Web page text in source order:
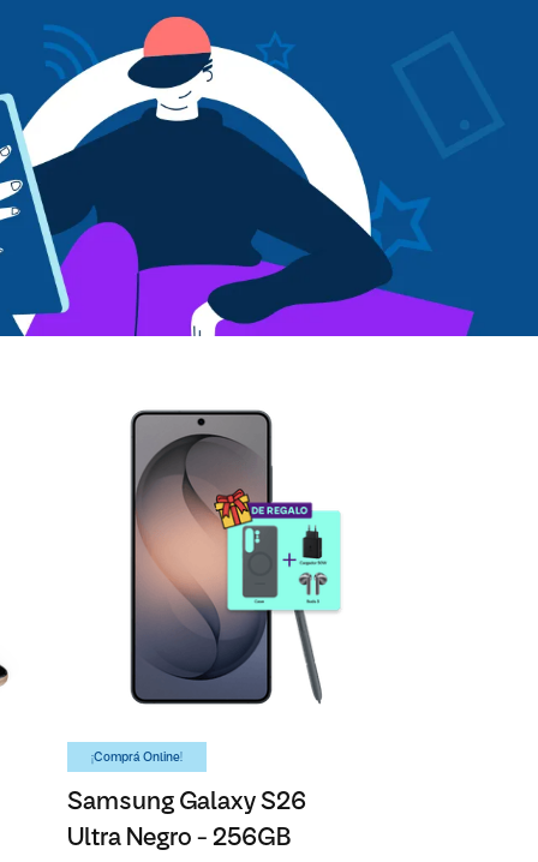
¡Comprá Online!
Samsung Galaxy S26
Ultra Negro - 256GB